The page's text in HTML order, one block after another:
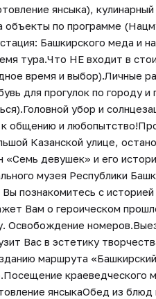
янсыка),
объекты по программе
Башкирского меда и
тура.Что НЕ входит в
время и выбор).Личные
для прогулок по
убор и
общению и
Казанской улице,
девушек» и его
музея Республики
познакомитесь с
Вам о героическом
Освобождение
Вас в эстетику
маршрута
краеведческого
янсыкаОбед из